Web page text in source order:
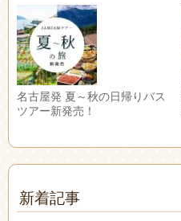
名古屋発 夏～秋の日帰りバス
ツアー新発売！
新着記事